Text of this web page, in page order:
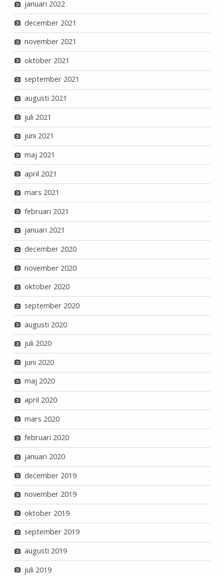
januari 2022
december 2021
november 2021
oktober 2021
september 2021
augusti 2021
juli 2021
juni 2021
maj 2021
april 2021
mars 2021
februari 2021
januari 2021
december 2020
november 2020
oktober 2020
september 2020
augusti 2020
juli 2020
juni 2020
maj 2020
april 2020
mars 2020
februari 2020
januari 2020
december 2019
november 2019
oktober 2019
september 2019
augusti 2019
juli 2019